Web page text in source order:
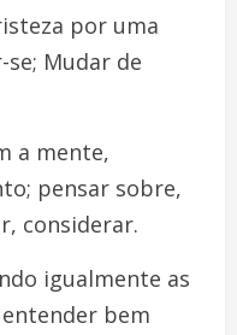
por uma
Mudar de
a mente,
pensar sobre,
considerar.
igualmente as
bem